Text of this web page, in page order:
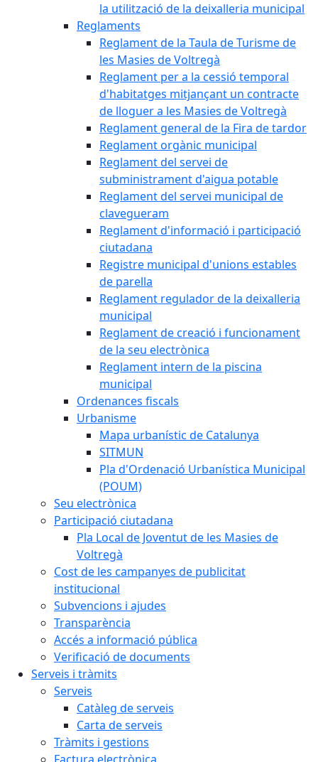
la utilització de la deixalleria municipal
Reglaments
Reglament de la Taula de Turisme de
les Masies de Voltregà
Reglament per a la cessió temporal
d'habitatges mitjançant un contracte
de lloguer a les Masies de Voltregà
Reglament general de la Fira de tardor
Reglament orgànic municipal
Reglament del servei de
subministrament d'aigua potable
Reglament del servei municipal de
clavegueram
Reglament d'informació i participació
ciutadana
Registre municipal d'unions estables
de parella
Reglament regulador de la deixalleria
municipal
Reglament de creació i funcionament
de la seu electrònica
Reglament intern de la piscina
municipal
Ordenances fiscals
Urbanisme
Mapa urbanístic de Catalunya
SITMUN
Pla d'Ordenació Urbanística Municipal
(POUM)
Seu electrònica
Participació ciutadana
Pla Local de Joventut de les Masies de
Voltregà
Cost de les campanyes de publicitat
institucional
Subvencions i ajudes
Transparència
Accés a informació pública
Verificació de documents
Serveis i tràmits
Serveis
Catàleg de serveis
Carta de serveis
Tràmits i gestions